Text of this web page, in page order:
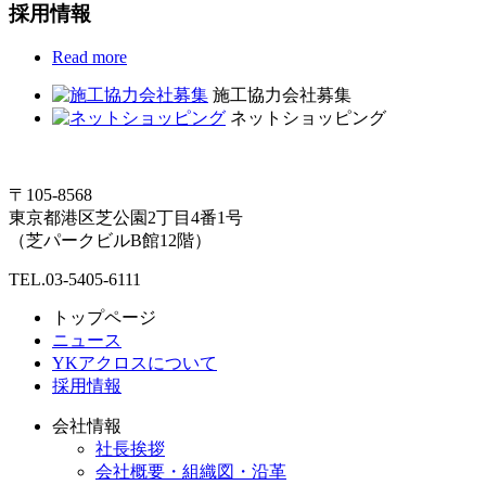
採用情報
Read more
施工協力会社募集
ネットショッピング
〒105-8568
東京都港区芝公園2丁目4番1号
（芝パークビルB館12階）
TEL.03-5405-6111
トップページ
ニュース
YKアクロスについて
採用情報
会社情報
社長挨拶
会社概要・組織図・沿革